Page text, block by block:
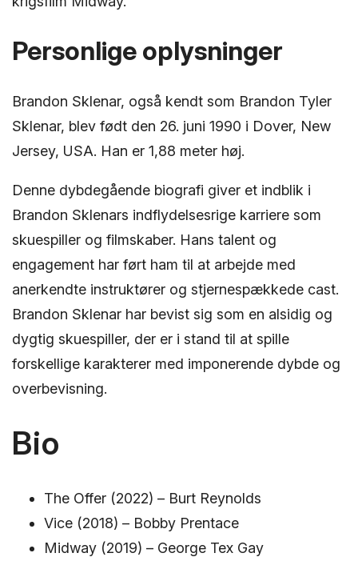
Personlige oplysninger
Brandon Sklenar, også kendt som Brandon Tyler
Sklenar, blev født den 26. juni 1990 i Dover, New
Jersey, USA. Han er 1,88 meter høj.
Denne dybdegående biografi giver et indblik i
Brandon Sklenars indflydelsesrige karriere som
skuespiller og filmskaber. Hans talent og
engagement har ført ham til at arbejde med
anerkendte instruktører og stjernespækkede cast.
Brandon Sklenar har bevist sig som en alsidig og
dygtig skuespiller, der er i stand til at spille
forskellige karakterer med imponerende dybde og
overbevisning.
Bio
The Offer (2022) – Burt Reynolds
Vice (2018) – Bobby Prentace
Midway (2019) – George Tex Gay